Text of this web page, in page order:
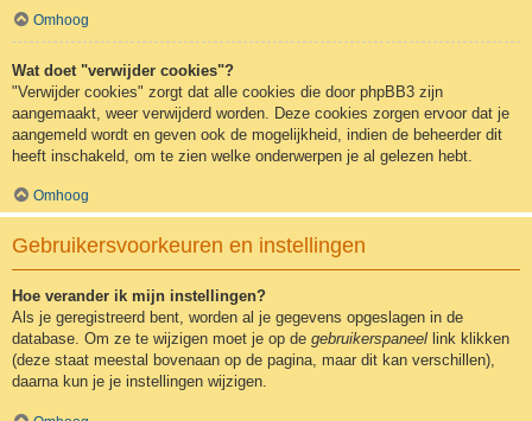
Omhoog
Wat doet "verwijder cookies"?
"Verwijder cookies" zorgt dat alle cookies die door phpBB3 zijn
aangemaakt, weer verwijderd worden. Deze cookies zorgen ervoor dat je
aangemeld wordt en geven ook de mogelijkheid, indien de beheerder dit
heeft inschakeld, om te zien welke onderwerpen je al gelezen hebt.
Omhoog
Gebruikersvoorkeuren en instellingen
Hoe verander ik mijn instellingen?
Als je geregistreerd bent, worden al je gegevens opgeslagen in de
database. Om ze te wijzigen moet je op de gebruikerspaneel link klikken
(deze staat meestal bovenaan op de pagina, maar dit kan verschillen),
daarna kun je je instellingen wijzigen.